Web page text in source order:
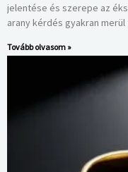
jelentése és szerepe az
arany kérdés gyakran
Tovább olvasom »